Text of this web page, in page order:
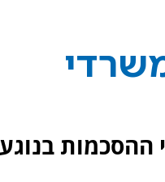
ההסכמות בנוגע